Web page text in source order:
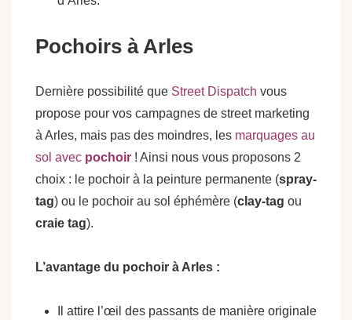
Pochoirs à Arles
Dernière possibilité que Street Dispatch vous
propose pour vos campagnes de street marketing
à Arles, mais pas des moindres, les marquages au
sol avec pochoir ! Ainsi nous vous proposons 2
choix : le pochoir à la peinture permanente (spray-
tag) ou le pochoir au sol éphémère (clay-tag ou
craie tag).
L’avantage du pochoir à Arles :
Il attire l’œil des passants de manière originale